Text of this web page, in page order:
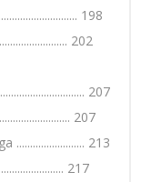
198
202
207
207
213
217